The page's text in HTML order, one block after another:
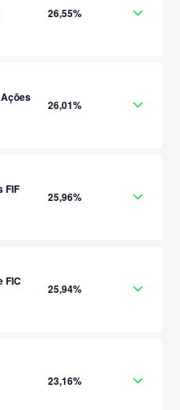
26,55%
Ações
26,01%
FIF
25,96%
FIC
25,94%
23,16%